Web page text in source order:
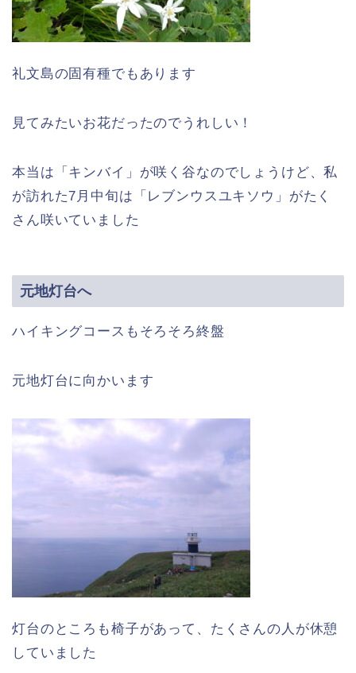
礼文島の固有種でもあります
見てみたいお花だったのでうれしい！
本当は「キンバイ」が咲く谷なのでしょうけど、私
が訪れた7月中旬は「レブンウスユキソウ」がたく
さん咲いていました
元地灯台へ
ハイキングコースもそろそろ終盤
元地灯台に向かいます
灯台のところも椅子があって、たくさんの人が休憩
していました